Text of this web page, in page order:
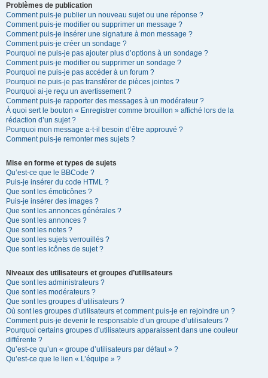
Problèmes de publication
Comment puis-je publier un nouveau sujet ou une réponse ?
Comment puis-je modifier ou supprimer un message ?
Comment puis-je insérer une signature à mon message ?
Comment puis-je créer un sondage ?
Pourquoi ne puis-je pas ajouter plus d’options à un sondage ?
Comment puis-je modifier ou supprimer un sondage ?
Pourquoi ne puis-je pas accéder à un forum ?
Pourquoi ne puis-je pas transférer de pièces jointes ?
Pourquoi ai-je reçu un avertissement ?
Comment puis-je rapporter des messages à un modérateur ?
À quoi sert le bouton « Enregistrer comme brouillon » affiché lors de la
rédaction d’un sujet ?
Pourquoi mon message a-t-il besoin d’être approuvé ?
Comment puis-je remonter mes sujets ?
Mise en forme et types de sujets
Qu’est-ce que le BBCode ?
Puis-je insérer du code HTML ?
Que sont les émoticônes ?
Puis-je insérer des images ?
Que sont les annonces générales ?
Que sont les annonces ?
Que sont les notes ?
Que sont les sujets verrouillés ?
Que sont les icônes de sujet ?
Niveaux des utilisateurs et groupes d’utilisateurs
Que sont les administrateurs ?
Que sont les modérateurs ?
Que sont les groupes d’utilisateurs ?
Où sont les groupes d’utilisateurs et comment puis-je en rejoindre un ?
Comment puis-je devenir le responsable d’un groupe d’utilisateurs ?
Pourquoi certains groupes d’utilisateurs apparaissent dans une couleur
différente ?
Qu’est-ce qu’un « groupe d’utilisateurs par défaut » ?
Qu’est-ce que le lien « L’équipe » ?